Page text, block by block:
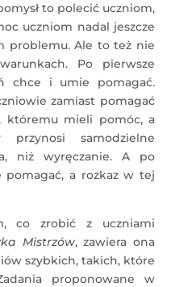
to polecić uczniom,
uczniom nadal jeszcze
problemu. Ale to też nie
Po pierwsze
chce i umie pomagać.
zamiast pomagać
któremu mieli pomóc, a
samodzielne
niż wyręczanie. A po
a rozkaz w tej
co zrobić z uczniami
Mistrzów, zawiera ona
szybkich, takich, które
proponowane w